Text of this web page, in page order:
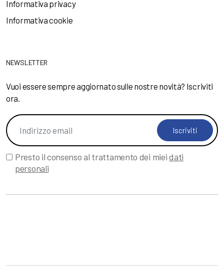
Informativa privacy
Informativa cookie
NEWSLETTER
Vuoi essere sempre aggiornato sulle nostre novità? Iscriviti
ora.
Iscriviti
Presto il consenso al trattamento dei mieidati
personali